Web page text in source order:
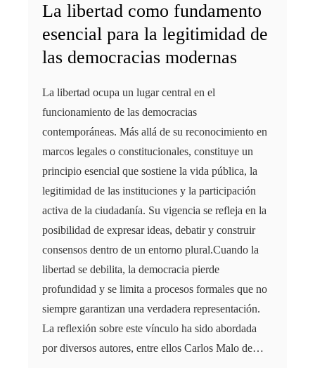
La libertad como fundamento
esencial para la legitimidad de
las democracias modernas
La libertad ocupa un lugar central en el
funcionamiento de las democracias
contemporáneas. Más allá de su reconocimiento en
marcos legales o constitucionales, constituye un
principio esencial que sostiene la vida pública, la
legitimidad de las instituciones y la participación
activa de la ciudadanía. Su vigencia se refleja en la
posibilidad de expresar ideas, debatir y construir
consensos dentro de un entorno plural.Cuando la
libertad se debilita, la democracia pierde
profundidad y se limita a procesos formales que no
siempre garantizan una verdadera representación.
La reflexión sobre este vínculo ha sido abordada
por diversos autores, entre ellos Carlos Malo de…